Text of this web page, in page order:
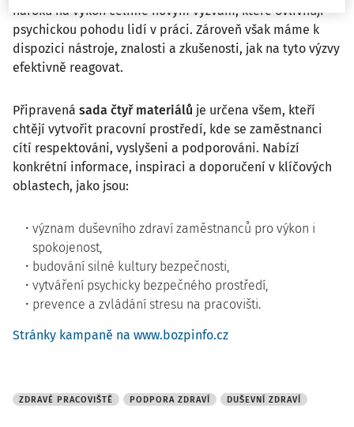
nároků na výkon čelíme novým výzvám, které ovlivňují
psychickou pohodu lidí v práci. Zároveň však máme k
dispozici nástroje, znalosti a zkušenosti, jak na tyto výzvy
efektivně reagovat.
Připravená sada čtyř materiálů je určena všem, kteří
chtějí vytvořit pracovní prostředí, kde se zaměstnanci
cítí respektováni, vyslyšeni a podporováni. Nabízí
konkrétní informace, inspiraci a doporučení v klíčových
oblastech, jako jsou:
význam duševního zdraví zaměstnanců pro výkon i
spokojenost,
budování silné kultury bezpečnosti,
vytváření psychicky bezpečného prostředí,
prevence a zvládání stresu na pracovišti.
Stránky kampaně na www.bozpinfo.cz
ZDRAVÉ PRACOVIŠTĚ PODPORA ZDRAVÍ DUŠEVNÍ ZDRAVÍ